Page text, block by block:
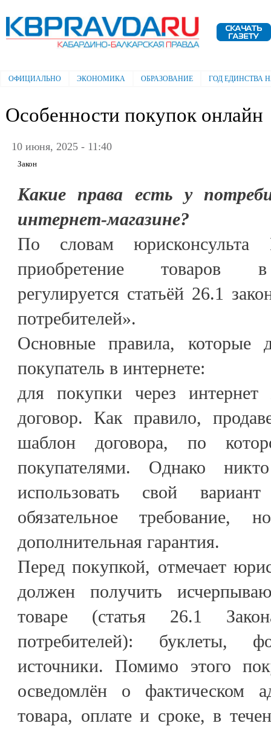
Электронная газета "Кабардино-
Балкарская правда"
Главное меню
ОФИЦИАЛЬНО ЭКОНОМИКА ОБРАЗОВАНИЕ ГОД ЕДИНСТВА
Особенности покупок онлайн
10 июня, 2025 - 11:40
Закон
Какие права есть у
интернет-магазине?
По словам юрисконсульта
приобретение товаров в
регулируется статьёй 26.1
потребителей».
Основные правила, которые
покупатель в интернете:
для покупки через интернет
договор. Как правило,
шаблон договора, по
покупателями. Однако
использовать свой
обязательное
дополнительная гарантия.
Перед покупкой, отмечает
должен получить
товаре (статья 26.1
потребителей): буклеты,
источники. Помимо этого
осведомлён о фактическом
товара, оплате и сроке, в